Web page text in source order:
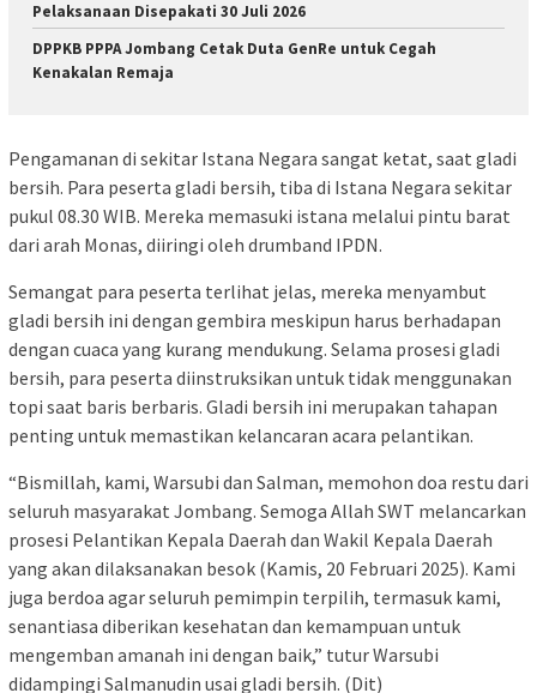
Pelaksanaan Disepakati 30 Juli 2026
DPPKB PPPA Jombang Cetak Duta GenRe untuk Cegah
Kenakalan Remaja
Pengamanan di sekitar Istana Negara sangat ketat, saat gladi
bersih. Para peserta gladi bersih, tiba di Istana Negara sekitar
pukul 08.30 WIB. Mereka memasuki istana melalui pintu barat
dari arah Monas, diiringi oleh drumband IPDN.
Semangat para peserta terlihat jelas, mereka menyambut
gladi bersih ini dengan gembira meskipun harus berhadapan
dengan cuaca yang kurang mendukung. Selama prosesi gladi
bersih, para peserta diinstruksikan untuk tidak menggunakan
topi saat baris berbaris. Gladi bersih ini merupakan tahapan
penting untuk memastikan kelancaran acara pelantikan.
“Bismillah, kami, Warsubi dan Salman, memohon doa restu dari
seluruh masyarakat Jombang. Semoga Allah SWT melancarkan
prosesi Pelantikan Kepala Daerah dan Wakil Kepala Daerah
yang akan dilaksanakan besok (Kamis, 20 Februari 2025). Kami
juga berdoa agar seluruh pemimpin terpilih, termasuk kami,
senantiasa diberikan kesehatan dan kemampuan untuk
mengemban amanah ini dengan baik,” tutur Warsubi
didampingi Salmanudin usai gladi bersih. (Dit)